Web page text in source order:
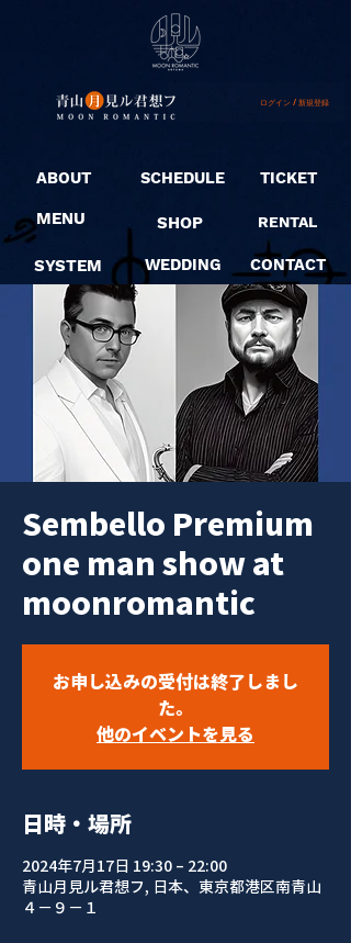
ログイン / 新規登録
ABOUT
MENU
SYSTEM
SCHEDULE
SHOP
WEDDING
TICKET
RENTAL
CONTACT
Sembello Premium
one man show at
moonromantic
お申し込みの受付は終了しまし
た。
他のイベントを見る
日時・場所
2024年7月17日 19:30 – 22:00
青山月見ル君想フ, 日本、東京都港区南青山
４−９−１